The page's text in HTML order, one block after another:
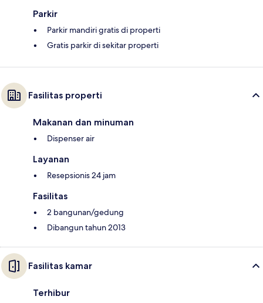
Parkir
Parkir mandiri gratis di properti
Gratis parkir di sekitar properti
Fasilitas properti
Makanan dan minuman
Dispenser air
Layanan
Resepsionis 24 jam
Fasilitas
2 bangunan/gedung
Dibangun tahun 2013
Fasilitas kamar
Terhibur